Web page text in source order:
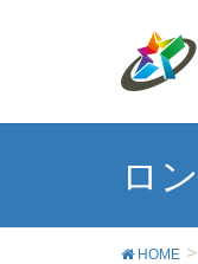
ロ
HOME